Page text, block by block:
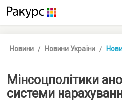
Новини Новини України
Мінсоцполітики
системи